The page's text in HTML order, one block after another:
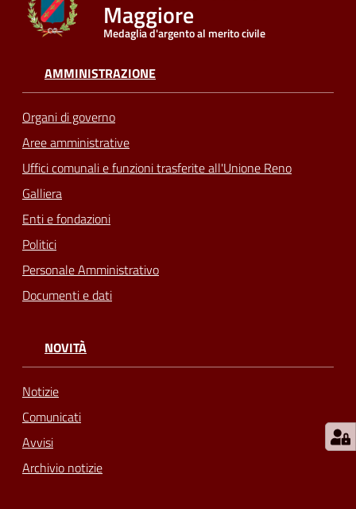
Seguici
Maggiore
Medaglia d'argento al merito civile
AMMINISTRAZIONE
Organi di governo
Aree amministrative
Uffici comunali e funzioni trasferite all'Unione Reno
Galliera
Enti e fondazioni
Politici
Personale Amministrativo
Documenti e dati
NOVITÀ
Notizie
Comunicati
Avvisi
Archivio notizie